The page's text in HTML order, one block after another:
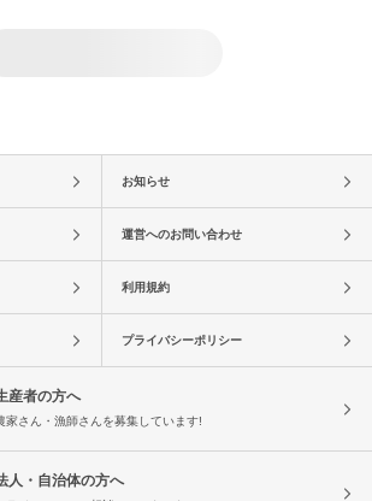
お知らせ
運営へのお問い合わせ
利用規約
プライバシーポリシー
産者の方へ
家さん・漁師さんを募集しています!
人・自治体の方へ